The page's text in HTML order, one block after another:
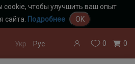
чтобы улучшить ваш опыт
сайта. Подробнее OK
Укр Рус 0 0